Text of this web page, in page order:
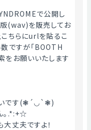
で公開し
(wav)を販売してお
こちらにurlを貼るこ
数ですが「BOOTH
をお願いいたします
いです(❃´◡`❃)
｡.*:+☆
丈夫ですよ！